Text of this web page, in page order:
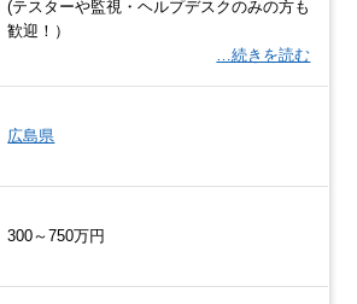
(テスターや監視・ヘルプデスクのみの方も
歓迎！）
…続きを読む
広島県
300～750万円